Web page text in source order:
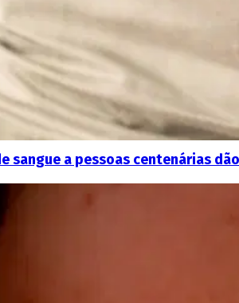
sangue a pessoas centenárias